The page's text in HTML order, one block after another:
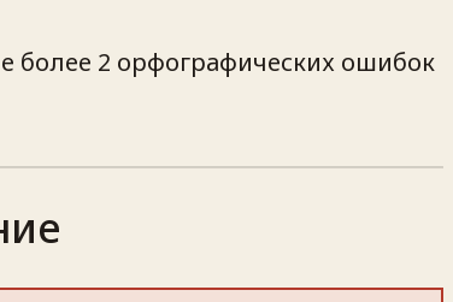
более 2 орфографических ошибок